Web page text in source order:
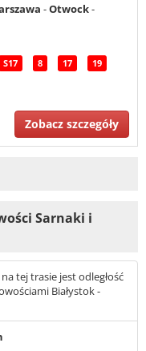
-Otwock-
S17 8 17 19
Zobacz szczegóły
Sarnaki i
tej trasie jest odległość
Białystok -